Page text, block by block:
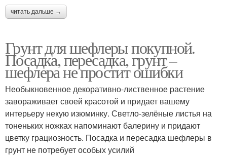
читать дальше →
Грунт для шефлеры покупной.
Посадка, пересадка, грунт –
шефлера не простит ошибки
Необыкновенное декоративно-лиственное растение
завораживает своей красотой и придает вашему
интерьеру некую изюминку. Светло-зелёные листья на
тоненьких ножках напоминают балерину и придают
цветку грациозность. Посадка и пересадка шефлеры в
грунт не потребует особых усилий